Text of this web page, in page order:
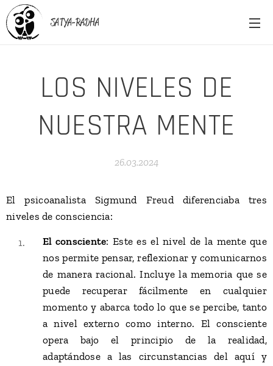
SATYA-RADHA
LOS NIVELES DE
NUESTRA MENTE
26.03.2024
El psicoanalista Sigmund Freud diferenciaba tres
niveles de consciencia:
El consciente: Este es el nivel de la mente que
nos permite pensar, reflexionar y comunicarnos
de manera racional. Incluye la memoria que se
puede recuperar fácilmente en cualquier
momento y abarca todo lo que se percibe, tanto
a nivel externo como interno. El consciente
opera bajo el principio de la realidad,
adaptándose a las circunstancias del aquí y